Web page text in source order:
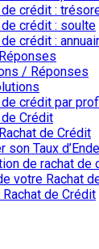
de crédit :
de crédit : soulte
crédit :
/ Réponses
de crédit par
de Crédit
de Crédit
son Taux
de rachat de
votre Rachat
de Crédit